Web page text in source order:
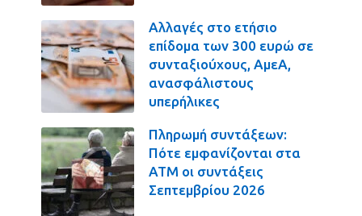
Αλλαγές στο ετήσιο
επίδομα των 300 ευρώ σε
συνταξιούχους, ΑμεΑ,
ανασφάλιστους
υπερήλικες
Πληρωμή συντάξεων:
Πότε εμφανίζονται στα
ΑΤΜ οι συντάξεις
Σεπτεμβρίου 2026